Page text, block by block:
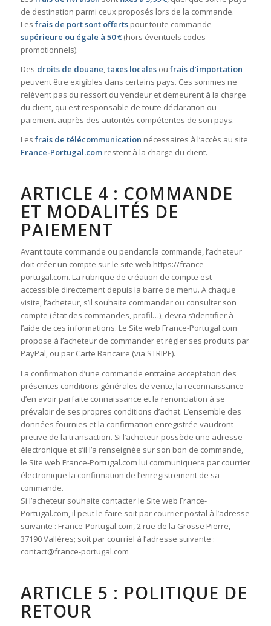
de destination parmi ceux proposés lors de la commande.
Les frais de port sont offertspour toute commande
supérieure ou égale à 50 €(hors éventuels codes
promotionnels).
Des droits de douane,taxes localesou frais d’importation
peuvent être exigibles dans certains pays. Ces sommes ne
relèvent pas du ressort du vendeur et demeurent à la charge
du client, qui est responsable de toute déclaration ou
paiement auprès des autorités compétentes de son pays.
Les frais de télécommunication nécessaires à l’accès au site
France-Portugal.comrestent à la charge du client.
ARTICLE 4 : COMMANDE
ET MODALITÉS DE
PAIEMENT
Avant toute commande ou pendant la commande, l’acheteur
doit créer un compte sur le site web https://france-
portugal.com. La rubrique de création de compte est
accessible directement depuis la barre de menu. A chaque
visite, l’acheteur, s’il souhaite commander ou consulter son
compte (état des commandes, profil…), devra s’identifier à
l’aide de ces informations. Le Site web France-Portugal.com
propose à l’acheteur de commander et régler ses produits par
PayPal, ou par Carte Bancaire (via STRIPE).
La confirmation d’une commande entraîne acceptation des
présentes conditions générales de vente, la reconnaissance
d’en avoir parfaite connaissance et la renonciation à se
prévaloir de ses propres conditions d’achat. L’ensemble des
données fournies et la confirmation enregistrée vaudront
preuve de la transaction. Si l’acheteur possède une adresse
électronique et s’il l’a renseignée sur son bon de commande,
le Site web France-Portugal.com lui communiquera par courrier
électronique la confirmation de l’enregistrement de sa
commande.
Si l’acheteur souhaite contacter le Site web France-
Portugal.com, il peut le faire soit par courrier postal à l’adresse
suivante : France-Portugal.com, 2 rue de la Grosse Pierre,
37190 Vallères; soit par courriel à l’adresse suivante :
contact@france-portugal.com
ARTICLE 5 : POLITIQUE DE
RETOUR